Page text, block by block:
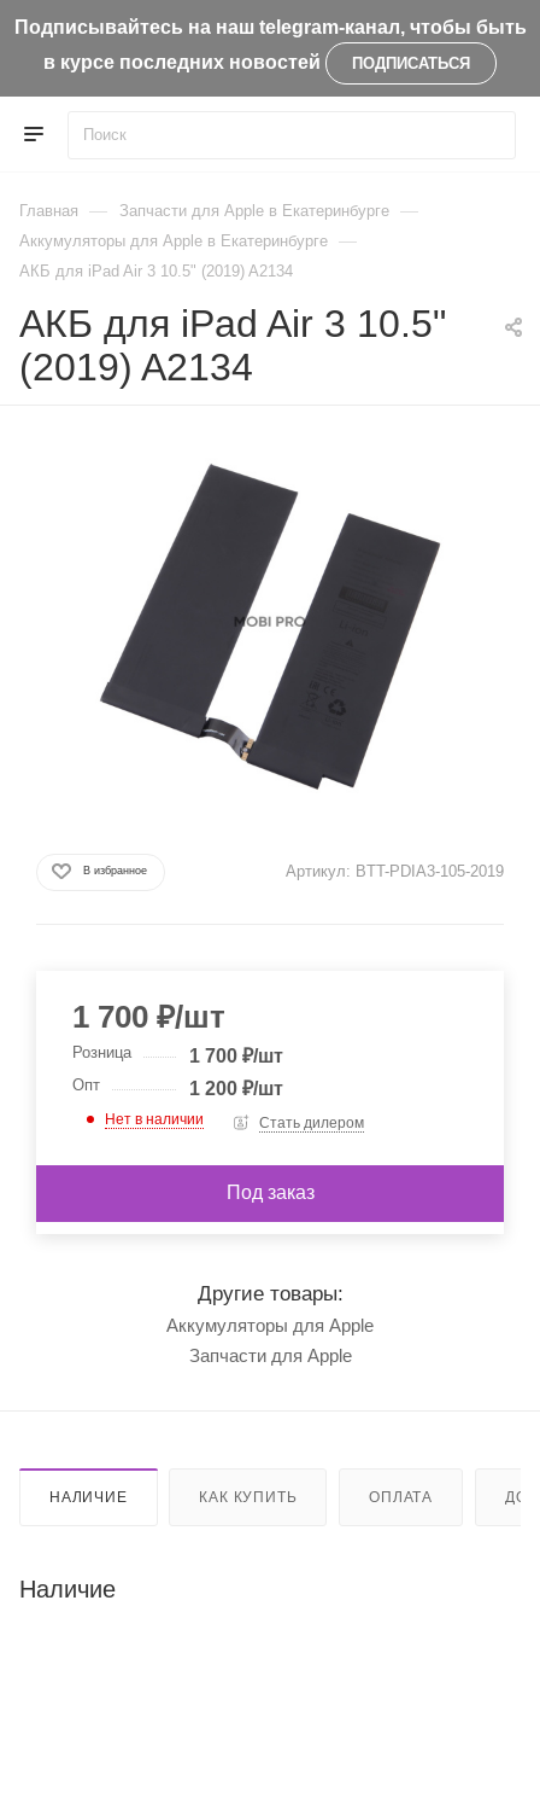
Подписывайтесь на наш telegram-канал, чтобы быть
в курсе последних новостей
ПОДПИСАТЬСЯ
Главная — Запчасти для Apple в Екатеринбурге —
Aккумуляторы для Apple в Екатеринбурге —
АКБ для iPad Air 3 10.5" (2019) A2134
АКБ для iPad Air 3 10.5"
(2019) A2134
В избранное Артикул: BTT-PDIA3-105-2019
1 700 ₽/шт
Розница 1 700 ₽/шт
Опт 1 200 ₽/шт
Нет в наличии Стать дилером
Под заказ
Другие товары:
Аккумуляторы для Apple
Запчасти для Apple
НАЛИЧИЕ КАК КУПИТЬ ОПЛАТА
Наличие